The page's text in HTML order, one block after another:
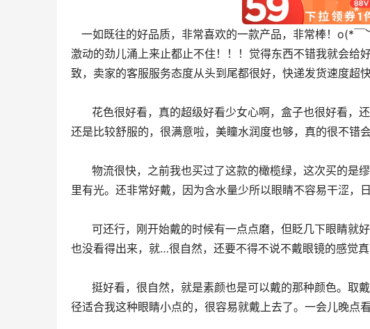
激动的劲儿涌上来止都止不住！！！觉得东西不错我就会给
致，卖家的客服服务态度从头到尾都很好，快递发货速度超
还是比较舒服的，很满意啦，美瞳水润度也够，真的很不错会
里有光。还非常好戴，因为含水量少所以眼睛不容易干涩，
也没看得出来，就…很自然，还要不得不说不戴眼镜的感觉真
径适合我这种眼睛小点的，很容易就戴上去了。一会儿晚点